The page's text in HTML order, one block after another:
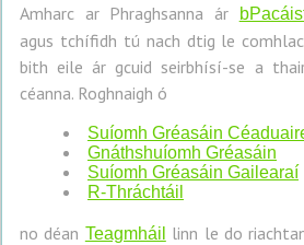
Amharc ar Phraghsanna ár
agus tchífidh tú nach dtig le
bith eile ár gcuid seirbhísí-se a
céanna. Roghnaigh ó
Suíomh Gréasáin
Gnáthshuíomh Gréasáin
Suíomh Gréasáin Gailearaí
R-Thráchtáil
no déan Teagmháil
linn le do